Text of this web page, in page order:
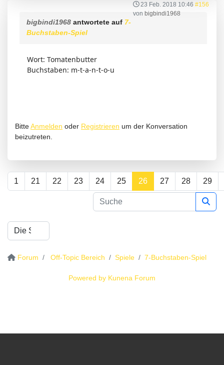
23 Feb. 2018 10:46 #156
von bigbindi1968
bigbindi1968 antwortete auf 7-
Buchstaben-Spiel
Wort: Tomatenbutter
Buchstaben: m-t-a-n-t-o-u
BitteAnmelden oder Registrieren um der Konversation
beizutreten.
1 21 22 23 24 25 26 27 28 29
Forum Off-Topic Bereich Spiele 7-Buchstaben-Spiel
Powered by Kunena Forum